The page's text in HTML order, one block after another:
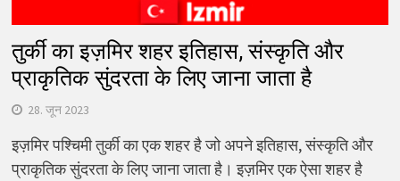
तुर्की का इज़मिर शहर इतिहास, संस्कृति और
प्राकृतिक सुंदरता के लिए जाना जाता है
28. जून 2023
इज़मिर पश्चिमी तुर्की का एक शहर है जो अपने इतिहास, संस्कृति और
प्राकृतिक सुंदरता के लिए जाना जाता है। इज़मिर एक ऐसा शहर है